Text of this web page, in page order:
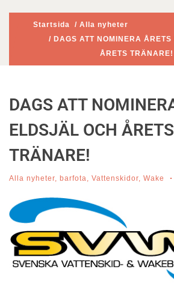
Startsida / Alla nyheter
/ DAGS ATT NOMINERA ÅRETS
ÅRETS TRÄNARE!
DAGS ATT
ELDSJÄL OCH ÅRETS
TRÄNARE!
Alla nyheter, barfota, Vattenskidor, Wake